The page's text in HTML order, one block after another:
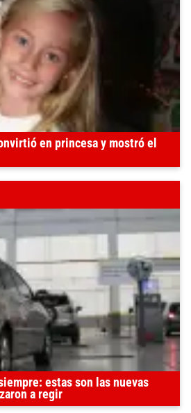
en princesa y mostró el
estas son las nuevas
a regir